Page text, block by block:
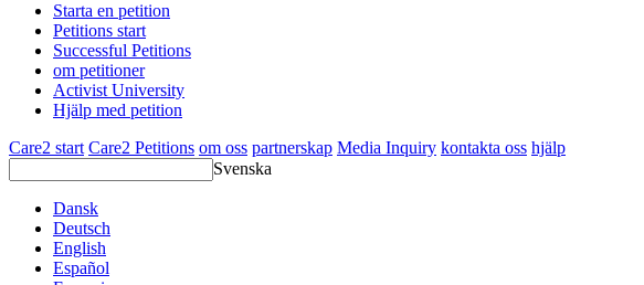
Starta en petition
Petitions start
Successful Petitions
om petitioner
Activist University
Hjälp med petition
Care2 start Care2 Petitions om oss partnerskap Media Inquiry kontakta oss hjälp
Svenska
Dansk
Deutsch
English
Español